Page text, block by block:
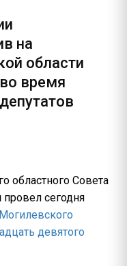
на
области
время
областного Совета
провел сегодня
девятого